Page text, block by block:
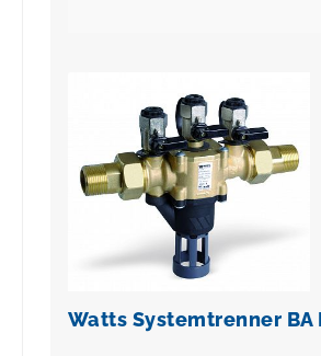
Watts Systemtrenner BA